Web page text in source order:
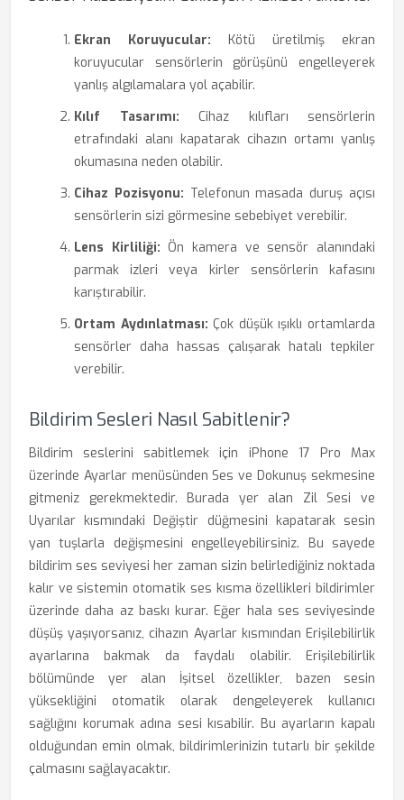
Ekran Koruyucular: Kötü üretilmiş ekran
koruyucular sensörlerin görüşünü engelleyerek
yanlış algılamalara yol açabilir.
Kılıf Tasarımı: Cihaz kılıfları sensörlerin
etrafındaki alanı kapatarak cihazın ortamı yanlış
okumasına neden olabilir.
Cihaz Pozisyonu: Telefonun masada duruş açısı
sensörlerin sizi görmesine sebebiyet verebilir.
Lens Kirliliği: Ön kamera ve sensör alanındaki
parmak izleri veya kirler sensörlerin kafasını
karıştırabilir.
Ortam Aydınlatması: Çok düşük ışıklı ortamlarda
sensörler daha hassas çalışarak hatalı tepkiler
verebilir.
Bildirim Sesleri Nasıl Sabitlenir?
Bildirim seslerini sabitlemek için iPhone 17 Pro Max
üzerinde Ayarlar menüsünden Ses ve Dokunuş sekmesine
gitmeniz gerekmektedir. Burada yer alan Zil Sesi ve
Uyarılar kısmındaki Değiştir düğmesini kapatarak sesin
yan tuşlarla değişmesini engelleyebilirsiniz. Bu sayede
bildirim ses seviyesi her zaman sizin belirlediğiniz noktada
kalır ve sistemin otomatik ses kısma özellikleri bildirimler
üzerinde daha az baskı kurar. Eğer hala ses seviyesinde
düşüş yaşıyorsanız, cihazın Ayarlar kısmından Erişilebilirlik
ayarlarına bakmak da faydalı olabilir. Erişilebilirlik
bölümünde yer alan İşitsel özellikler, bazen sesin
yüksekliğini otomatik olarak dengeleyerek kullanıcı
sağlığını korumak adına sesi kısabilir. Bu ayarların kapalı
olduğundan emin olmak, bildirimlerinizin tutarlı bir şekilde
çalmasını sağlayacaktır.